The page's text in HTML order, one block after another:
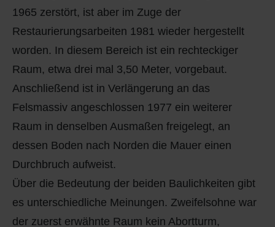
1965 zerstört, ist aber im Zuge der
Restaurierungsarbeiten 1981 wieder hergestellt
worden. In diesem Bereich ist ein rechteckiger
Raum, etwa drei mal 3,50 Meter, vorgebaut.
Anschließend ist in Verlängerung an das
Felsmassiv angeschlossen 1977 ein weiterer
Raum in denselben Ausmaßen freigelegt, an
dessen Boden nach Norden die Mauer einen
Durchbruch aufweist.
Über die Bedeutung der beiden Baulichkeiten gibt
es unterschiedliche Meinungen. Zweifelsohne war
der zuerst erwähnte Raum kein Abortturm,